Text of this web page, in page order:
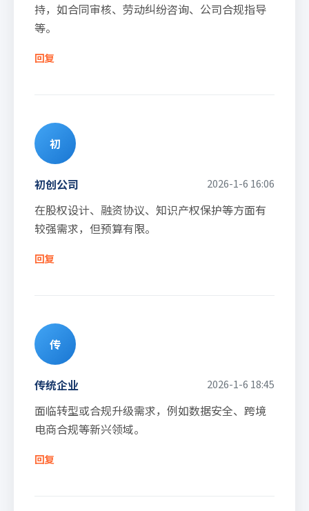
持，如合同审核、劳动纠纷咨询、公司合规指导
等。
回复
初
初创公司 2026-1-6 16:06
在股权设计、融资协议、知识产权保护等方面有
较强需求，但预算有限。
回复
传
传统企业 2026-1-6 18:45
面临转型或合规升级需求，例如数据安全、跨境
电商合规等新兴领域。
回复